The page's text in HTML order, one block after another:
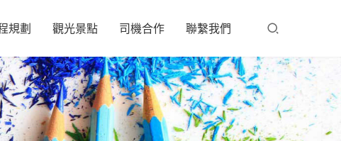
規劃 觀光景點 司機合作 聯繫我們